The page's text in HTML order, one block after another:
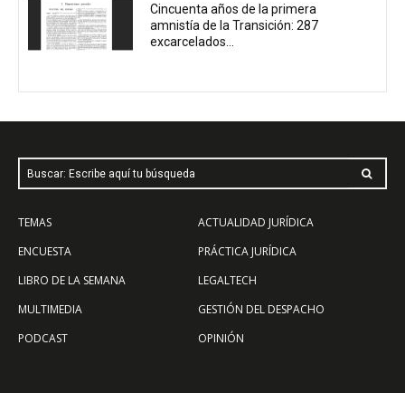
Cincuenta años de la primera
amnistía de la Transición: 287
excarcelados...
Buscar: Escribe aquí tu búsqueda
TEMAS
ENCUESTA
LIBRO DE LA SEMANA
MULTIMEDIA
PODCAST
ACTUALIDAD JURÍDICA
PRÁCTICA JURÍDICA
LEGALTECH
GESTIÓN DEL DESPACHO
OPINIÓN